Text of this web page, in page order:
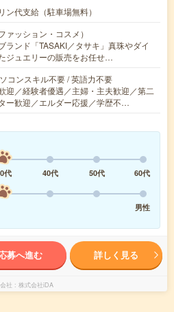
ン代支給（駐車場無料）
ァッション・コスメ）
ランド「TASAKI／タサキ」真珠やダイ
ジュエリーの販売をお任せ…
コンスキル不要 / 英語力不要
迎／経験者優遇／主婦・主夫歓迎／第二
ー歓迎／エルダー応援／学歴不…
代 40代 50代
60代
男性
募へ進む 詳しく見る
社 株式会社iDA